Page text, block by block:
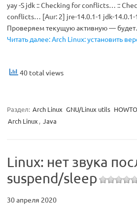
yay -S jdk :: Checking for conflicts… ::
conflicts… [Aur: 2] jre-14.0.1-1 jdk-
Проверяем текущую активную —
Читать далее: Arch Linux: установить
40 total views
Раздел: Arch Linux GNU/Linux utils
Arch Linux, Java
Linux: нет звука
suspend/sleep
30 апреля 2020